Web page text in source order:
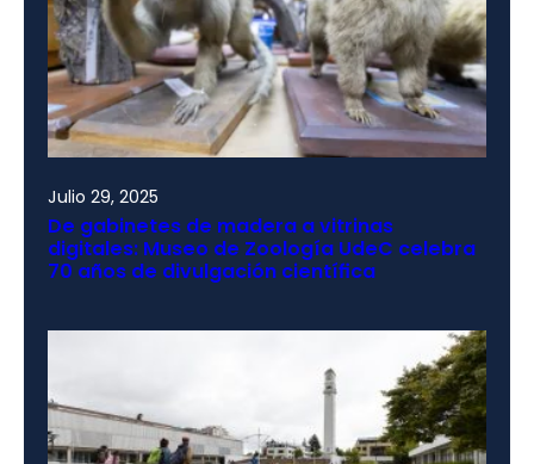
Julio 29, 2025
De gabinetes de madera a vitrinas
digitales: Museo de Zoología UdeC celebra
70 años de divulgación científica